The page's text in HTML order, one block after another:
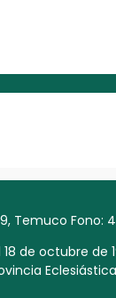
Temuco Fono:
18 de octubre de